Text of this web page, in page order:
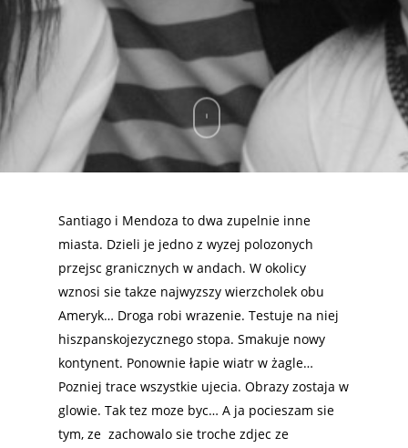
Santiago i Mendoza to dwa zupelnie inne
miasta. Dzieli je jedno z wyzej polozonych
przejsc granicznych w andach. W okolicy
wznosi sie takze najwyzszy wierzcholek obu
Ameryk… Droga robi wrazenie. Testuje na niej
hiszpanskojezycznego stopa. Smakuje nowy
kontynent. Ponownie łapie wiatr w żagle…
Pozniej trace wszystkie ujecia. Obrazy zostaja w
glowie. Tak tez moze byc… A ja pocieszam sie
tym, ze zachowalo sie troche zdjec ze